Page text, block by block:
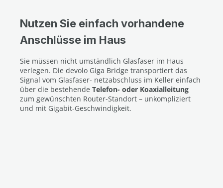
Nutzen Sie einfach vorhandene
Anschlüsse im Haus
Sie müssen nicht umständlich Glasfaser im Haus
verlegen. Die devolo Giga Bridge transportiert das
Signal vom Glasfaser- netzabschluss im Keller einfach
über die bestehende Telefon- oder Koaxialleitung
zum gewünschten Router-Standort – unkompliziert
und mit Gigabit-Geschwindigkeit.